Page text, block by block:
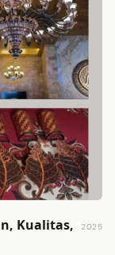
Kualitas,
2025